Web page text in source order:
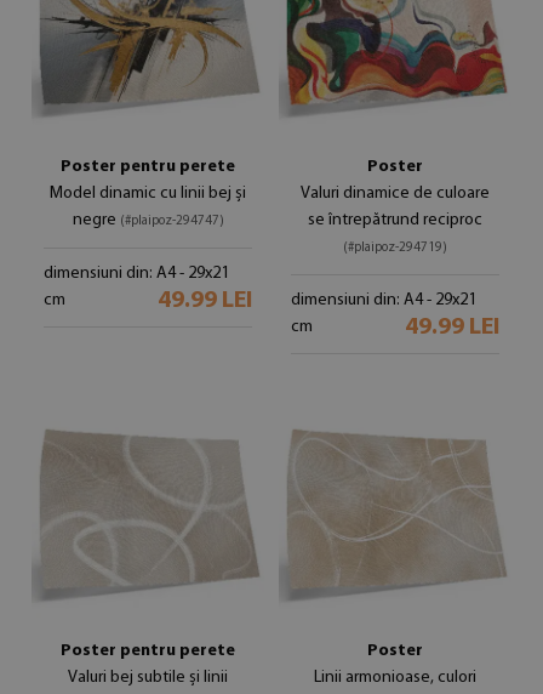
Poster pentru perete
Model dinamic cu linii bej și
negre (#plaipoz-294747)
dimensiuni din: A4 - 29x21
cm
49.99 LEI
Poster
Valuri dinamice de culoare
se întrepătrund reciproc
(#plaipoz-294719)
dimensiuni din: A4 - 29x21
cm
49.99 LEI
Poster pentru perete
Valuri bej subtile și linii
Poster
Linii armonioase, culori